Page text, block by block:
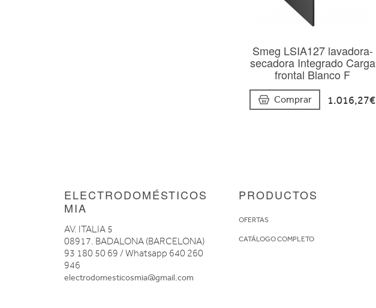
Smeg LSIA127 lavadora-
secadora Integrado Carga
frontal Blanco F
Comprar 1.016,27€
ELECTRODOMÉSTICOS
MIA
AV. ITALIA 5
08917. BADALONA (BARCELONA)
93 180 50 69 / Whatsapp 640 260
946
electrodomesticosmia@gmail.com
PRODUCTOS
OFERTAS
CATÁLOGO COMPLETO